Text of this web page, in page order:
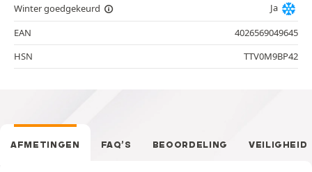
Winter goedgekeurd
Ja
EAN
4026569049645
HSN
TTV0M9BP42
AFMETINGEN FAQ’S BEOORDELING VEILIGHEID